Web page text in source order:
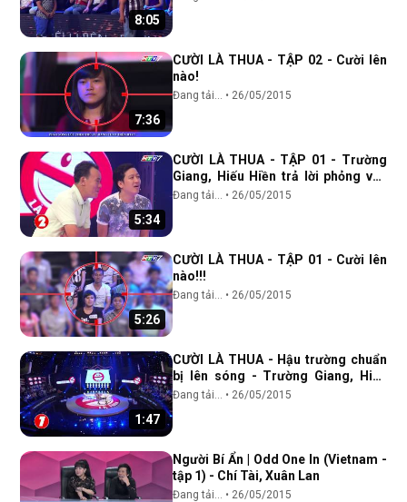
8:05
7:36
CƯỜI LÀ THUA - TẬP 02 - Cười lên
nào!
Đang tải... • 26/05/2015
5:34
CƯỜI LÀ THUA - TẬP 01 - Trường
Giang, Hiếu Hiền trả lời phỏng vấn
cực vui
Đang tải... • 26/05/2015
5:26
CƯỜI LÀ THUA - TẬP 01 - Cười lên
nào!!!
Đang tải... • 26/05/2015
1:47
CƯỜI LÀ THUA - Hậu trường chuẩn
bị lên sóng - Trường Giang, Hiếu
Hiền
Đang tải... • 26/05/2015
Người Bí Ẩn | Odd One In (Vietnam -
tập 1) - Chí Tài, Xuân Lan
Đang tải... • 26/05/2015